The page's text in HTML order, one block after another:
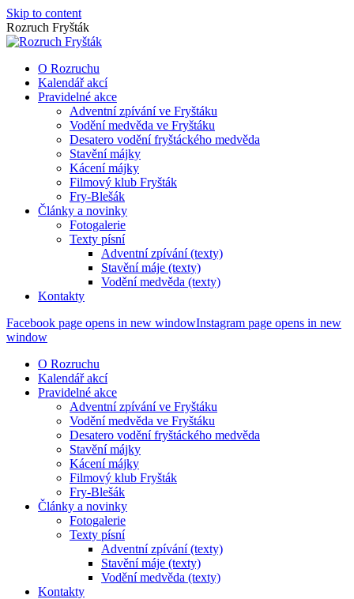
Skip to content
Rozruch Fryšták
O Rozruchu
Kalendář akcí
Pravidelné akce
Adventní zpívání ve Fryštáku
Vodění medvěda ve Fryštáku
Desatero vodění fryštáckého medvěda
Stavění májky
Kácení májky
Filmový klub Fryšták
Fry-Blešák
Články a novinky
Fotogalerie
Texty písní
Adventní zpívání (texty)
Stavění máje (texty)
Vodění medvěda (texty)
Kontakty
Facebook page opens in new windowInstagram page opens in new
window
O Rozruchu
Kalendář akcí
Pravidelné akce
Adventní zpívání ve Fryštáku
Vodění medvěda ve Fryštáku
Desatero vodění fryštáckého medvěda
Stavění májky
Kácení májky
Filmový klub Fryšták
Fry-Blešák
Články a novinky
Fotogalerie
Texty písní
Adventní zpívání (texty)
Stavění máje (texty)
Vodění medvěda (texty)
Kontakty